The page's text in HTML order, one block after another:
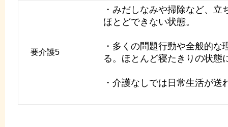
要介護5
・みだしなみや掃除など、
ほとどできない状態。
・多くの問題行動や全般的
る。ほとんど寝たきりの状態
・介護なしでは日常生活が送